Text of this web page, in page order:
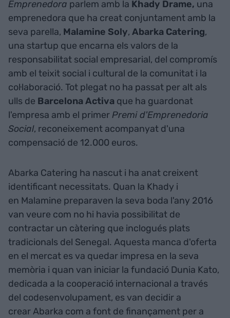
Emprenedora parlem amb la Khady Drame, una
emprenedora que ha creat conjuntament amb la
seva parella, Malamine Soly, Abarka Catering,
una startup que encarna els valors de la
responsabilitat social empresarial, del compromís
amb el teixit social i cultural de la comunitat i la
col·laboració. Tot plegat no ha passat per alt als
ulls de Barcelona Activa que ha guardonat
l'empresa amb el primerPremi d'Emprenedoria
Social, reconeixement acompanyat d'una
compensació de 12.000 euros.
Abarka Catering ha nascut i ha anat creixent
identificant necessitats. Quan la Khady i
en Malamine preparaven la seva boda l'any 2016
van veure com no hi havia possibilitat de
contractar un càtering que inclogués plats
tradicionals del Senegal. Aquesta manca d'oferta
en el mercat es va quedar impresa en la seva
memòria i quan van iniciar la fundació Dunia Kato,
dedicada a la cooperació internacional a través
del codesenvolupament, es van decidir a
crear Abarka com a font de finançament per a